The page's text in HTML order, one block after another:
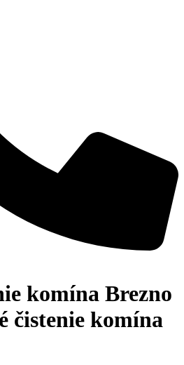
komína Brezno
čistenie komína